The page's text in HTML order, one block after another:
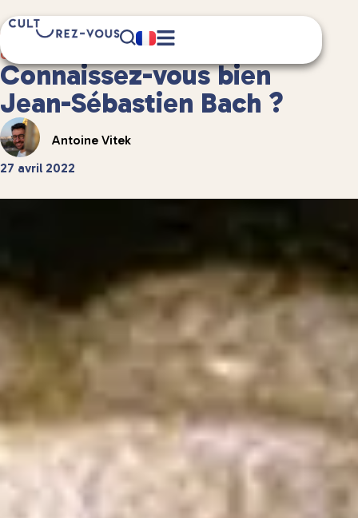
Culture
6 minute(s) de lecture
Connaissez-vous bien
Jean-Sébastien Bach ?
Antoine Vitek
27 avril 2022